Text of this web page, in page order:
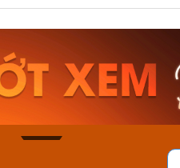
Casio Nam MTS-
115D-1AVDF
2.823.000₫
2.399.550₫
Mua ngay